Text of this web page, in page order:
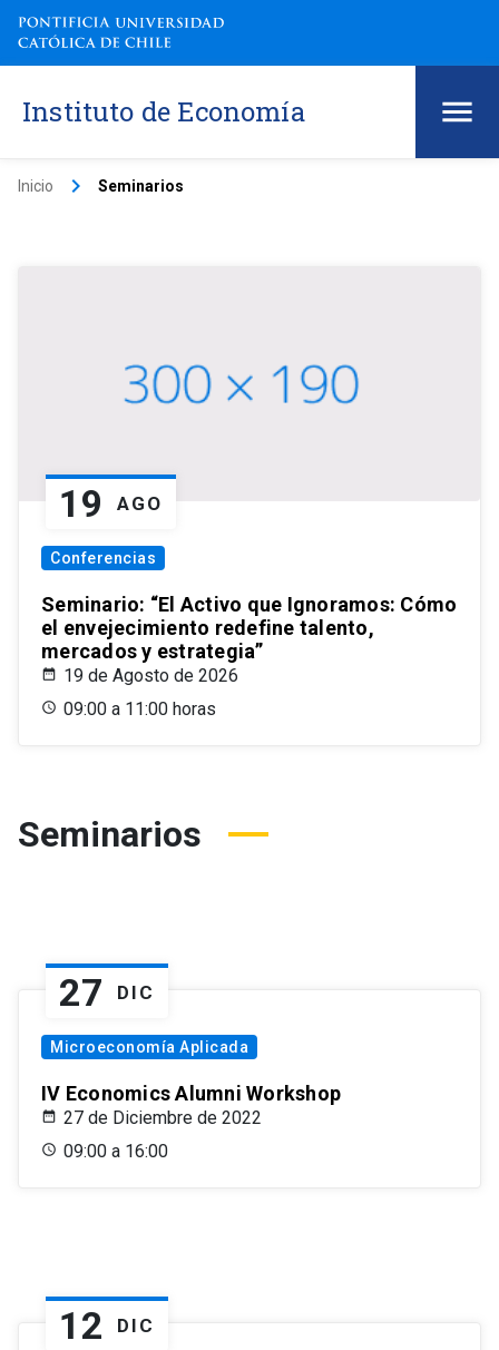
Instituto de Economía
Inicio keyboard_arrow_right Seminarios
19 AGO
Conferencias
Seminario: “El Activo que Ignoramos: Cómo
el envejecimiento redefine talento,
mercados y estrategia”
19 de Agosto de 2026
09:00 a 11:00 horas
Seminarios
27 DIC
Microeconomía Aplicada
IV Economics Alumni Workshop
27 de Diciembre de 2022
09:00 a 16:00
12 DIC